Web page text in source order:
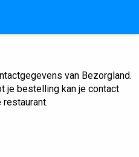
van Bezorgland.
je bestelling kan je contact